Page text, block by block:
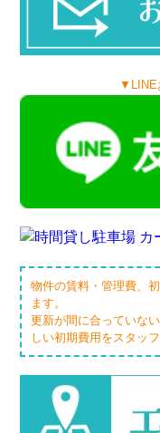
▼LINE
物件の賃料・管理費、
ます。
更新が間に合っていな
しい初期費用をスタッ